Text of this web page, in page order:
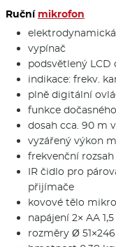
Ruční mikrofon
vypínač
podsvětlený LCD
indikace: frekv.
plně digitální
funkce
dosah cca. 90 m
vyzářený výkon
frekvenční rozsah
IR čidlo pro
přijímače
kovové tělo
napájení 2× AA
rozměry Ø